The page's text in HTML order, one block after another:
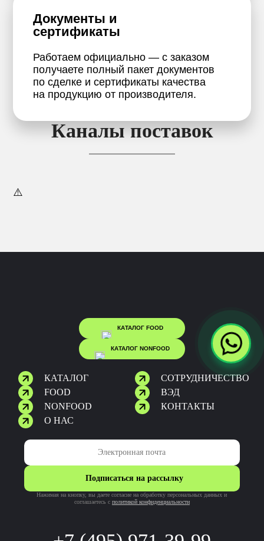
Документы и
сертификаты
Работаем официально — с заказом
получаете полный пакет документов
по сделке и сертификаты качества
на продукцию от производителя.
Каналы поставок
КАТАЛОГ FOOD
КАТАЛОГ NONFOOD
КАТАЛОГ
CОТРУДНИЧЕСТВО
FOOD
ВЭД
NONFOOD
КОНТАКТЫ
О НАС
Подписаться на рассылку
Нажимая на кнопку, вы даете согласие на обработку персональных данных и
соглашаетесь c политикой конфиденциальности